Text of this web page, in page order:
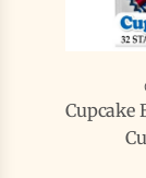
Cupcake